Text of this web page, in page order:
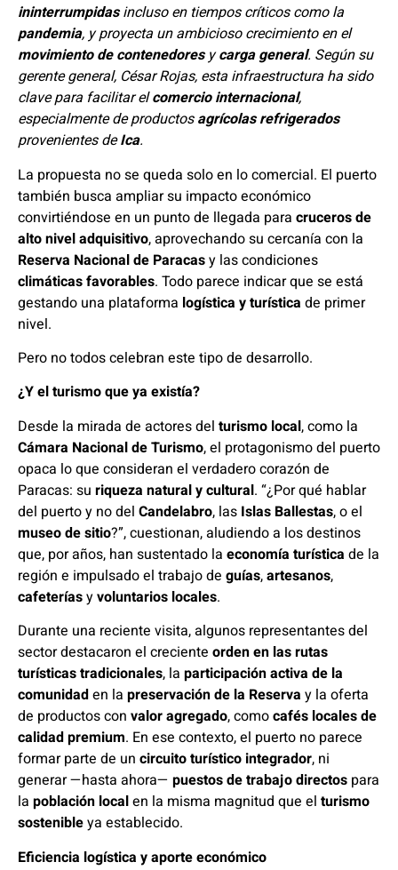
ininterrumpidasincluso en tiempos críticos como la
pandemia, y proyecta un ambicioso crecimiento en el
movimiento de contenedoresycarga general. Según su
gerente general, César Rojas, esta infraestructura ha sido
clave para facilitar elcomercio internacional,
especialmente de productosagrícolas refrigerados
provenientes deIca.
La propuesta no se queda solo en lo comercial. El puerto
también busca ampliar su impacto económico
convirtiéndose en un punto de llegada para cruceros de
alto nivel adquisitivo, aprovechando su cercanía con la
Reserva Nacional de Paracasy las condiciones
climáticas favorables. Todo parece indicar que se está
gestando una plataforma logística y turística de primer
nivel.
Pero no todos celebran este tipo de desarrollo.
¿Y el turismo que ya existía?
Desde la mirada de actores del turismo local, como la
Cámara Nacional de Turismo, el protagonismo del puerto
opaca lo que consideran el verdadero corazón de
Paracas: su riqueza natural y cultural. “¿Por qué hablar
del puerto y no del Candelabro, las Islas Ballestas, o el
museo de sitio?”, cuestionan, aludiendo a los destinos
que, por años, han sustentado la economía turística de la
región e impulsado el trabajo de guías,artesanos,
cafeteríasyvoluntarios locales.
Durante una reciente visita, algunos representantes del
sector destacaron el creciente orden en las rutas
turísticas tradicionales, la participación activa de la
comunidaden la preservación de la Reserva y la oferta
de productos con valor agregado, comocafés locales de
calidad premium. En ese contexto, el puerto no parece
formar parte de un circuito turístico integrador, ni
generar —hasta ahora— puestos de trabajo directos para
la población localen la misma magnitud que el turismo
sostenibleya establecido.
Eficiencia logística y aporte económico